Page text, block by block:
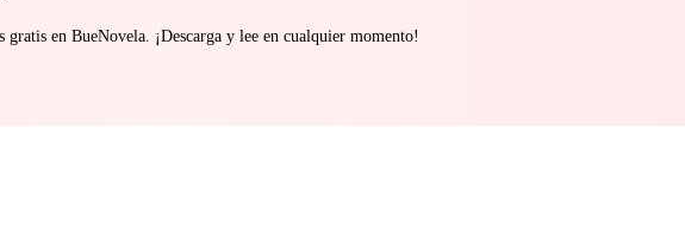
gratis en BueNovela. ¡Descarga y lee en cualquier momento!